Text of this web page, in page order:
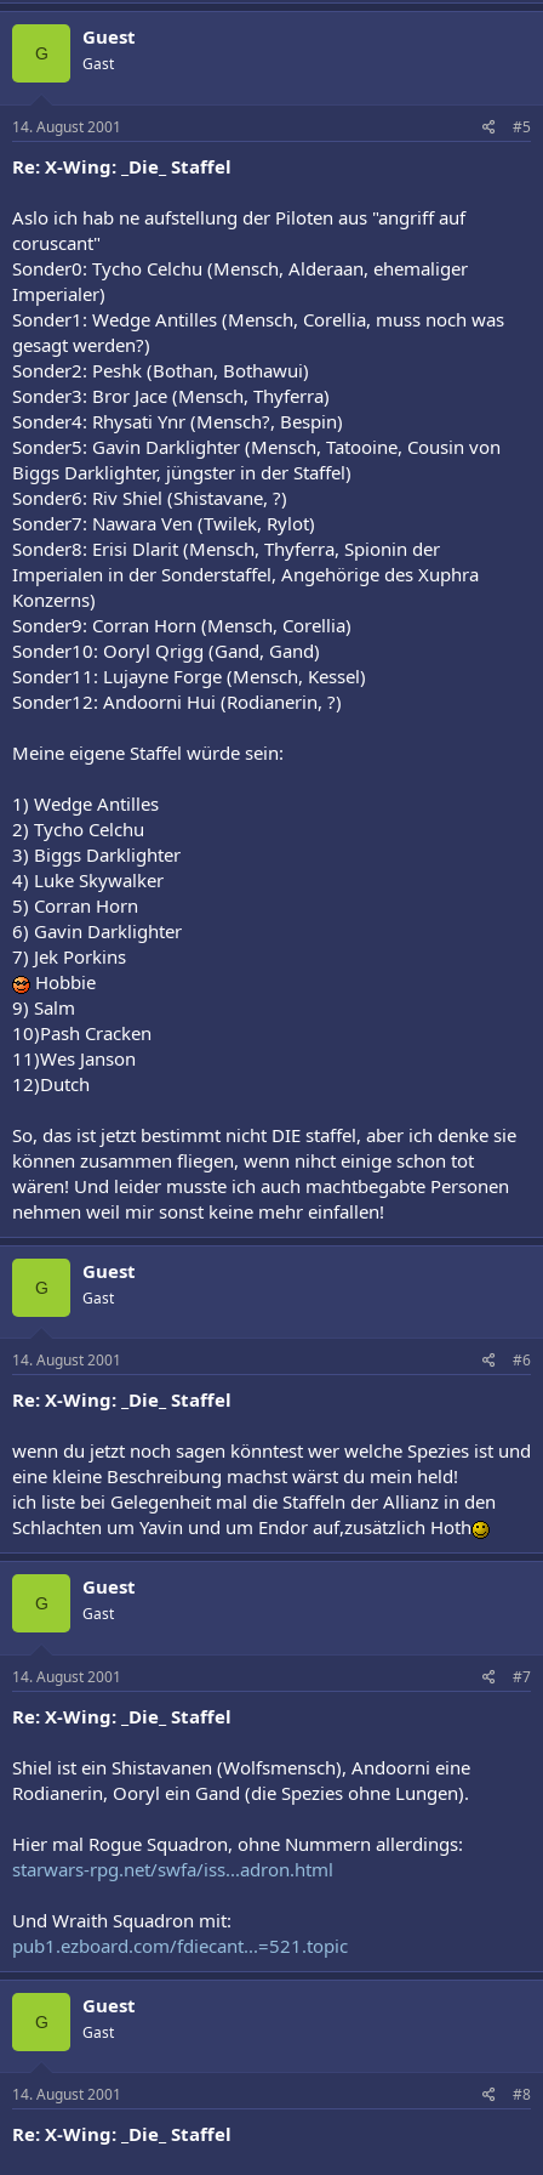
G
Guest
Gast
14. August 2001 #5
Re: X-Wing: _Die_ Staffel
Aslo ich hab ne aufstellung der Piloten aus "angriff auf
coruscant"
Sonder0: Tycho Celchu (Mensch, Alderaan, ehemaliger
Imperialer)
Sonder1: Wedge Antilles (Mensch, Corellia, muss noch was
gesagt werden?)
Sonder2: Peshk (Bothan, Bothawui)
Sonder3: Bror Jace (Mensch, Thyferra)
Sonder4: Rhysati Ynr (Mensch?, Bespin)
Sonder5: Gavin Darklighter (Mensch, Tatooine, Cousin von
Biggs Darklighter, jüngster in der Staffel)
Sonder6: Riv Shiel (Shistavane, ?)
Sonder7: Nawara Ven (Twilek, Rylot)
Sonder8: Erisi Dlarit (Mensch, Thyferra, Spionin der
Imperialen in der Sonderstaffel, Angehörige des Xuphra
Konzerns)
Sonder9: Corran Horn (Mensch, Corellia)
Sonder10: Ooryl Qrigg (Gand, Gand)
Sonder11: Lujayne Forge (Mensch, Kessel)
Sonder12: Andoorni Hui (Rodianerin, ?)
Meine eigene Staffel würde sein:
1) Wedge Antilles
2) Tycho Celchu
3) Biggs Darklighter
4) Luke Skywalker
5) Corran Horn
6) Gavin Darklighter
7) Jek Porkins
Hobbie
9) Salm
10)Pash Cracken
11)Wes Janson
12)Dutch
So, das ist jetzt bestimmt nicht DIE staffel, aber ich denke sie
können zusammen fliegen, wenn nihct einige schon tot
wären! Und leider musste ich auch machtbegabte Personen
nehmen weil mir sonst keine mehr einfallen!
G
Guest
Gast
14. August 2001 #6
Re: X-Wing: _Die_ Staffel
wenn du jetzt noch sagen könntest wer welche Spezies ist und
eine kleine Beschreibung machst wärst du mein held!
ich liste bei Gelegenheit mal die Staffeln der Allianz in den
Schlachten um Yavin und um Endor auf,zusätzlich Hoth
G
Guest
Gast
14. August 2001 #7
Re: X-Wing: _Die_ Staffel
Shiel ist ein Shistavanen (Wolfsmensch), Andoorni eine
Rodianerin, Ooryl ein Gand (die Spezies ohne Lungen).
Hier mal Rogue Squadron, ohne Nummern allerdings:
starwars-rpg.net/swfa/iss...adron.html
Und Wraith Squadron mit:
pub1.ezboard.com/fdiecant...=521.topic
G
Guest
Gast
14. August 2001 #8
Re: X-Wing: _Die_ Staffel